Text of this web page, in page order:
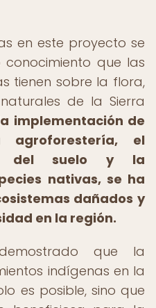
en este proyecto se
que las
tienen sobre la flora,
de la Sierra
implementación de
el
del suelo y la
nativas, se ha
dañados y
en la región.
que la
indígenas en la
es posible, sino que